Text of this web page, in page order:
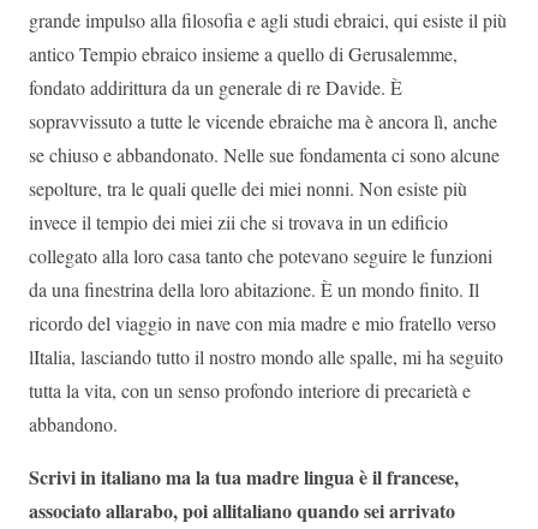
grande impulso alla filosofia e agli studi ebraici, qui esiste il più
antico Tempio ebraico insieme a quello di Gerusalemme,
fondato addirittura da un generale di re Davide. È
sopravvissuto a tutte le vicende ebraiche ma è ancora lì, anche
se chiuso e abbandonato. Nelle sue fondamenta ci sono alcune
sepolture, tra le quali quelle dei miei nonni. Non esiste più
invece il tempio dei miei zii che si trovava in un edificio
collegato alla loro casa tanto che potevano seguire le funzioni
da una finestrina della loro abitazione. È un mondo finito. Il
ricordo del viaggio in nave con mia madre e mio fratello verso
lItalia, lasciando tutto il nostro mondo alle spalle, mi ha seguito
tutta la vita, con un senso profondo interiore di precarietà e
abbandono.
Scrivi in italiano ma la tua madre lingua è il francese,
associato allarabo, poi allitaliano quando sei arrivato